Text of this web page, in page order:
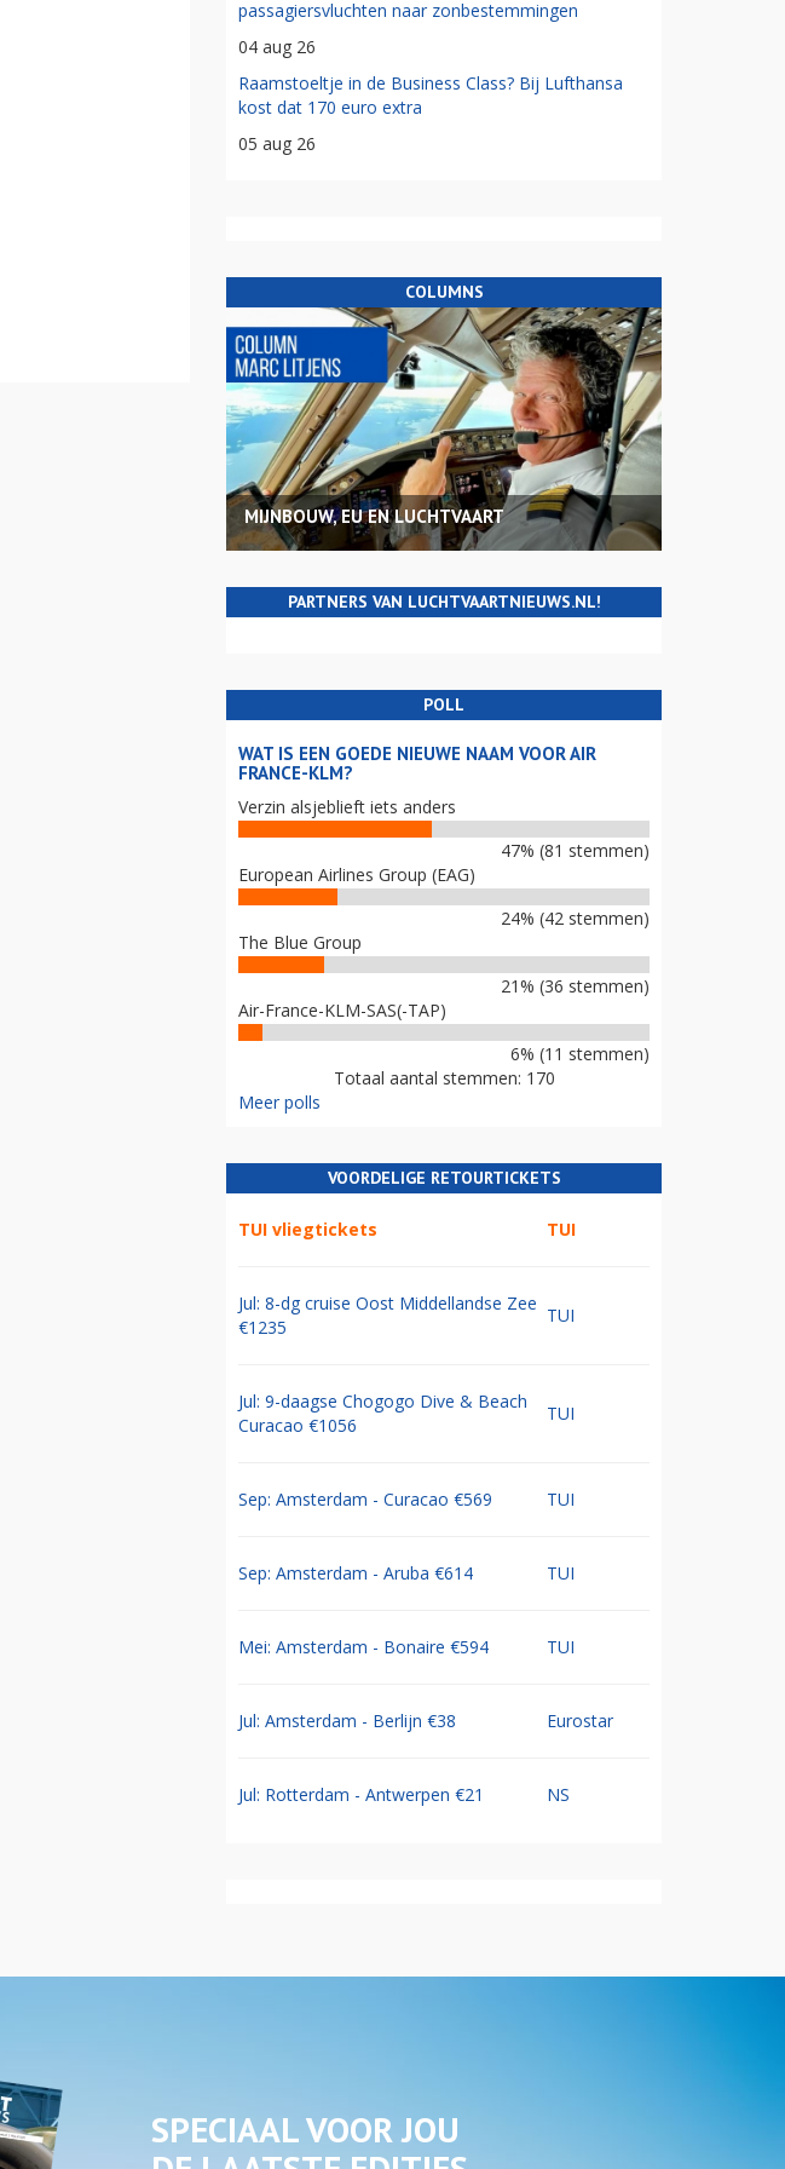
passagiersvluchten naar zonbestemmingen
04 aug 26
Raamstoeltje in de Business Class? Bij Lufthansa
kost dat 170 euro extra
05 aug 26
COLUMNS
MIJNBOUW, EU EN LUCHTVAART
PARTNERS VAN LUCHTVAARTNIEUWS.NL!
POLL
WAT IS EEN GOEDE NIEUWE NAAM VOOR AIR
FRANCE-KLM?
Verzin alsjeblieft iets anders
47% (81 stemmen)
European Airlines Group (EAG)
24% (42 stemmen)
The Blue Group
21% (36 stemmen)
Air-France-KLM-SAS(-TAP)
6% (11 stemmen)
Totaal aantal stemmen: 170
Meer polls
VOORDELIGE RETOURTICKETS
TUI vliegtickets TUI
Jul: 8-dg cruise Oost Middellandse Zee
€1235
TUI
Jul: 9-daagse Chogogo Dive & Beach
Curacao €1056
TUI
Sep: Amsterdam - Curacao €569 TUI
Sep: Amsterdam - Aruba €614 TUI
Mei: Amsterdam - Bonaire €594 TUI
Jul: Amsterdam - Berlijn €38 Eurostar
Jul: Rotterdam - Antwerpen €21 NS
SPECIAAL VOOR JOU